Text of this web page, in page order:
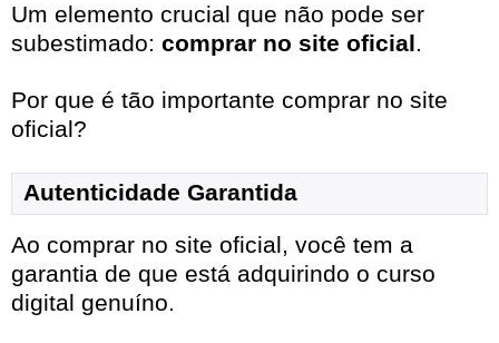
Um elemento crucial que não pode ser
subestimado: comprar no site oficial.
Por que é tão importante comprar no site
oficial?
Autenticidade Garantida
Ao comprar no site oficial, você tem a
garantia de que está adquirindo o curso
digital genuíno.